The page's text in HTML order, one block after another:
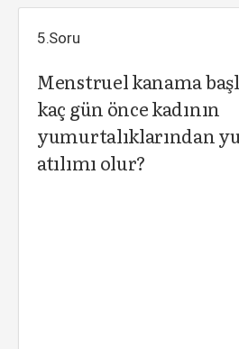
5.Soru
Menstruel kanama
kaç gün önce kadının
yumurtalıklarından
atılımı olur?